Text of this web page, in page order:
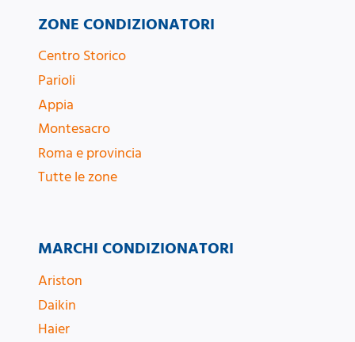
ZONE CONDIZIONATORI
Centro Storico
Parioli
Appia
Montesacro
Roma e provincia
Tutte le zone
MARCHI CONDIZIONATORI
Ariston
Daikin
Haier